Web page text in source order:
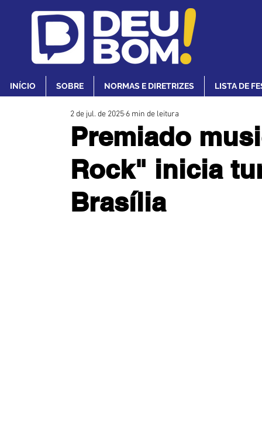
INÍCIO SOBRE NORMAS E DIRETRIZES LISTA DE
Premiado
Rock" inicia
Brasília
2 de jul. de 2025 6 min de leitura